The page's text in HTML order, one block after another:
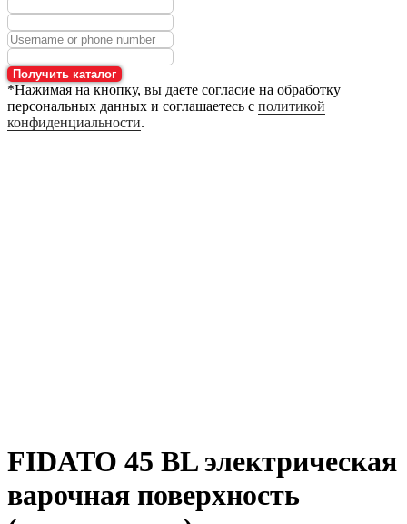
Получить каталог
*Нажимая на кнопку, вы даете согласие на обработку
персональных данных и соглашаетесь с политикой
конфиденциальности.
FIDATO 45 BL электрическая
варочная поверхность